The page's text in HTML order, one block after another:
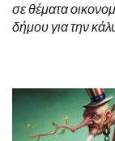
σε θέματα
δήμου για την